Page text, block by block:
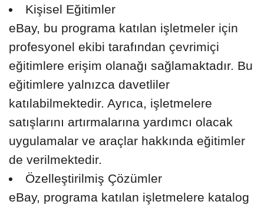
Kişisel Eğitimler
eBay, bu programa katılan işletmeler için
profesyonel ekibi tarafından çevrimiçi
eğitimlere erişim olanağı sağlamaktadır. Bu
eğitimlere yalnızca davetliler
katılabilmektedir. Ayrıca, işletmelere
satışlarını artırmalarına yardımcı olacak
uygulamalar ve araçlar hakkında eğitimler
de verilmektedir.
Özelleştirilmiş Çözümler
eBay, programa katılan işletmelere katalog